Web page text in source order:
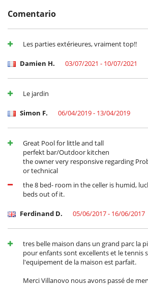
Barbacoa
Camas balinesas en el jardín
Cenadores a cielo abierto
Gran parque privado y jardín
Lounge en la terraza
Pool house
Tumbonas en la piscina
Niños
Barandilla
Espacio infantil
Los niños son bienvenidos
Ocios y actividades deportivas
Acceso a internet (wifi)
Piscina climatizada
Piscina exterior climatizada
Piscina exterior privada
Pista de tenis de hierba sintética
Pista de tenis privada
Comentario
Les parties extérieures, vraiment top!!
Damien H. 03/07/2021 - 10/07/2021
Le jardin
Simon F. 06/04/2019 - 13/04/2019
Great Pool for little and tall
perfekt bar/Outdoor kitchen
the owner very responsive regarding
or technical
the 8 bed- room in the celler is humid,
beds out of it.
Ferdinand D. 05/06/2017 - 16/06/2017
tres belle maison dans un grand parc la
pour enfants sont excellents et le tennis
l'equipement de la maison est parfait.
Merci Villanovo nous avons passé de